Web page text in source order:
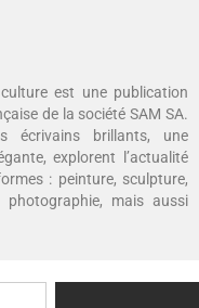
est une publication
de la société SAM SA.
écrivains brillants, une
explorent l’actualité
: peinture, sculpture,
photographie, mais aussi